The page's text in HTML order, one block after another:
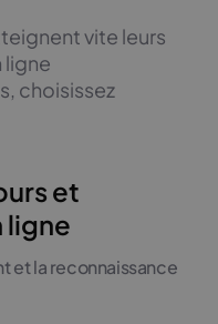
vite leurs
ligne
choisissez
et
ligne
et la reconnaissance